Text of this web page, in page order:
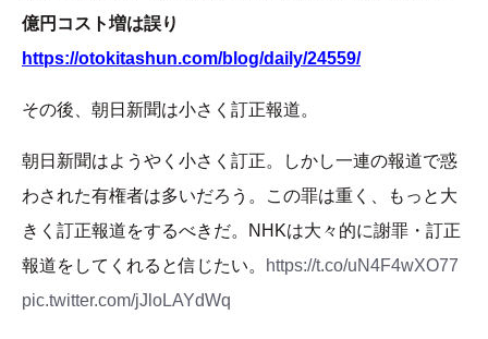
億円コスト増は誤り
https://otokitashun.com/blog/daily/24559/
その後、朝日新聞は小さく訂正報道。
朝日新聞はようやく小さく訂正。しかし一連の報道で惑
わされた有権者は多いだろう。この罪は重く、もっと大
きく訂正報道をするべきだ。NHKは大々的に謝罪・訂正
報道をしてくれると信じたい。
https://t.co/uN4F4wXO77
pic.twitter.com/jJloLAYdWq